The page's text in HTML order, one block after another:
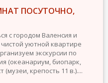
ПОСУТОЧНО,
с городом Валенсия и
уютной квартире
экскурсии по
(океанариум, биопарк,
крепость 11 в.)....